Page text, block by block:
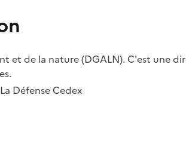
et de la nature (DGALN). C'est une
Défense Cedex